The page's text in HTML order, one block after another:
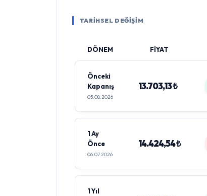
TARİHSEL DEĞİŞİM
DÖNEM FİYAT
Önceki
Kapanış
05.08.2026
13.703,13 ₺
1 Ay
Önce
06.07.2026
14.424,54 ₺
1 Yıl